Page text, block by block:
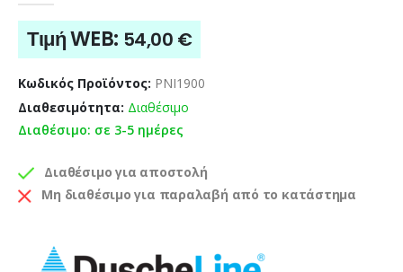
Τιμή WEB: 54,00 €
Κωδικός Προϊόντος: PNI1900
Διαθεσιμότητα: Διαθέσιμο
Διαθέσιμο: σε 3-5 ημέρες
Διαθέσιμο για αποστολή
Μη διαθέσιμο για παραλαβή από το κατάστημα